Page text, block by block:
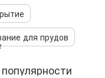
для прудов